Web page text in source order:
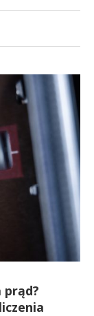
prąd?